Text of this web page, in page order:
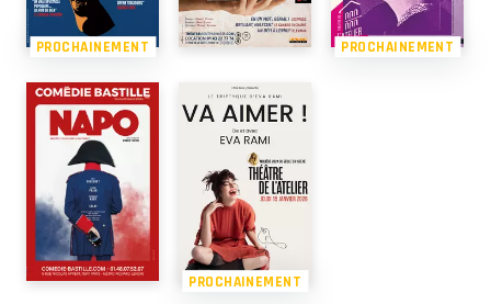
PROCHAINEMENT PROCHAINEMENT
PROCHAINEMENT